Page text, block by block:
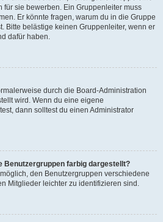
für sie bewerben. Ein Gruppenleiter muss
Er könnte fragen, warum du in die Gruppe
Bitte belästige keinen Gruppenleiter, wenn er
dafür haben.
durch die Board-Administration
wird. Wenn du eine eigene
dann solltest du einen Administrator
Benutzergruppen farbig dargestellt?
den Benutzergruppen verschiedene
Mitglieder leichter zu identifizieren sind.